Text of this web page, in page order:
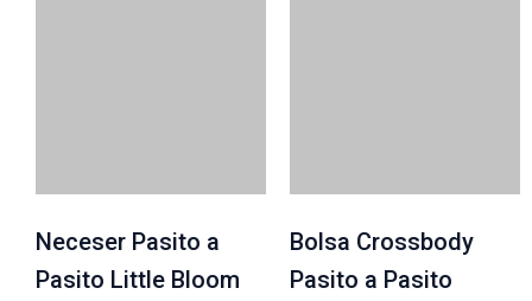
Neceser Pasito a
Pasito Little Bloom
Bolsa Crossbody
Pasito a Pasito